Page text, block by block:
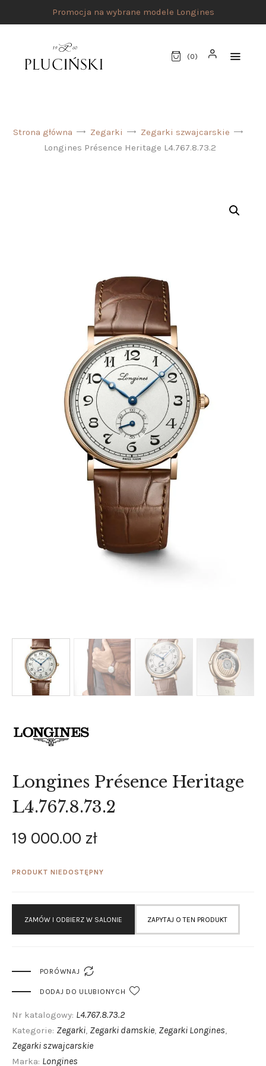
Promocja na wybrane modele Longines
(0)
UMÓW SPOTKANIE
KONTAKT
Strona główna Zegarki
Zegarki szwajcarskie
Longines Présence Heritage L4.767.8.73.2
Longines Présence Heritage
L4.767.8.73.2
19 000.00 zł
PRODUKT NIEDOSTĘPNY
ZAMÓW I ODBIERZ W SALONIE ZAPYTAJ O TEN PRODUKT
PORÓWNAJ 
DODAJ DO ULUBIONYCH
Nr katalogowy: L4.767.8.73.2
Kategorie: Zegarki, Zegarki damskie, Zegarki Longines,
Zegarki szwajcarskie
Marka: Longines